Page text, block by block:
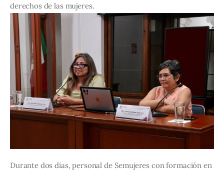
derechos de las mujeres.
Durante dos días, personal de Semujeres con formación en